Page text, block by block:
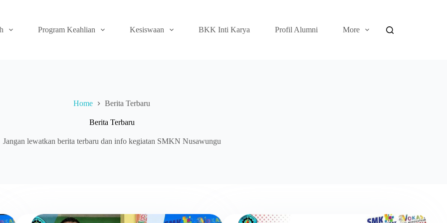
Program Keahlian Kesiswaan BKK Inti Karya Profil Alumni More
Home Berita Terbaru
Berita Terbaru
Jangan lewatkan berita terbaru dan info kegiatan SMKN Nusawungu